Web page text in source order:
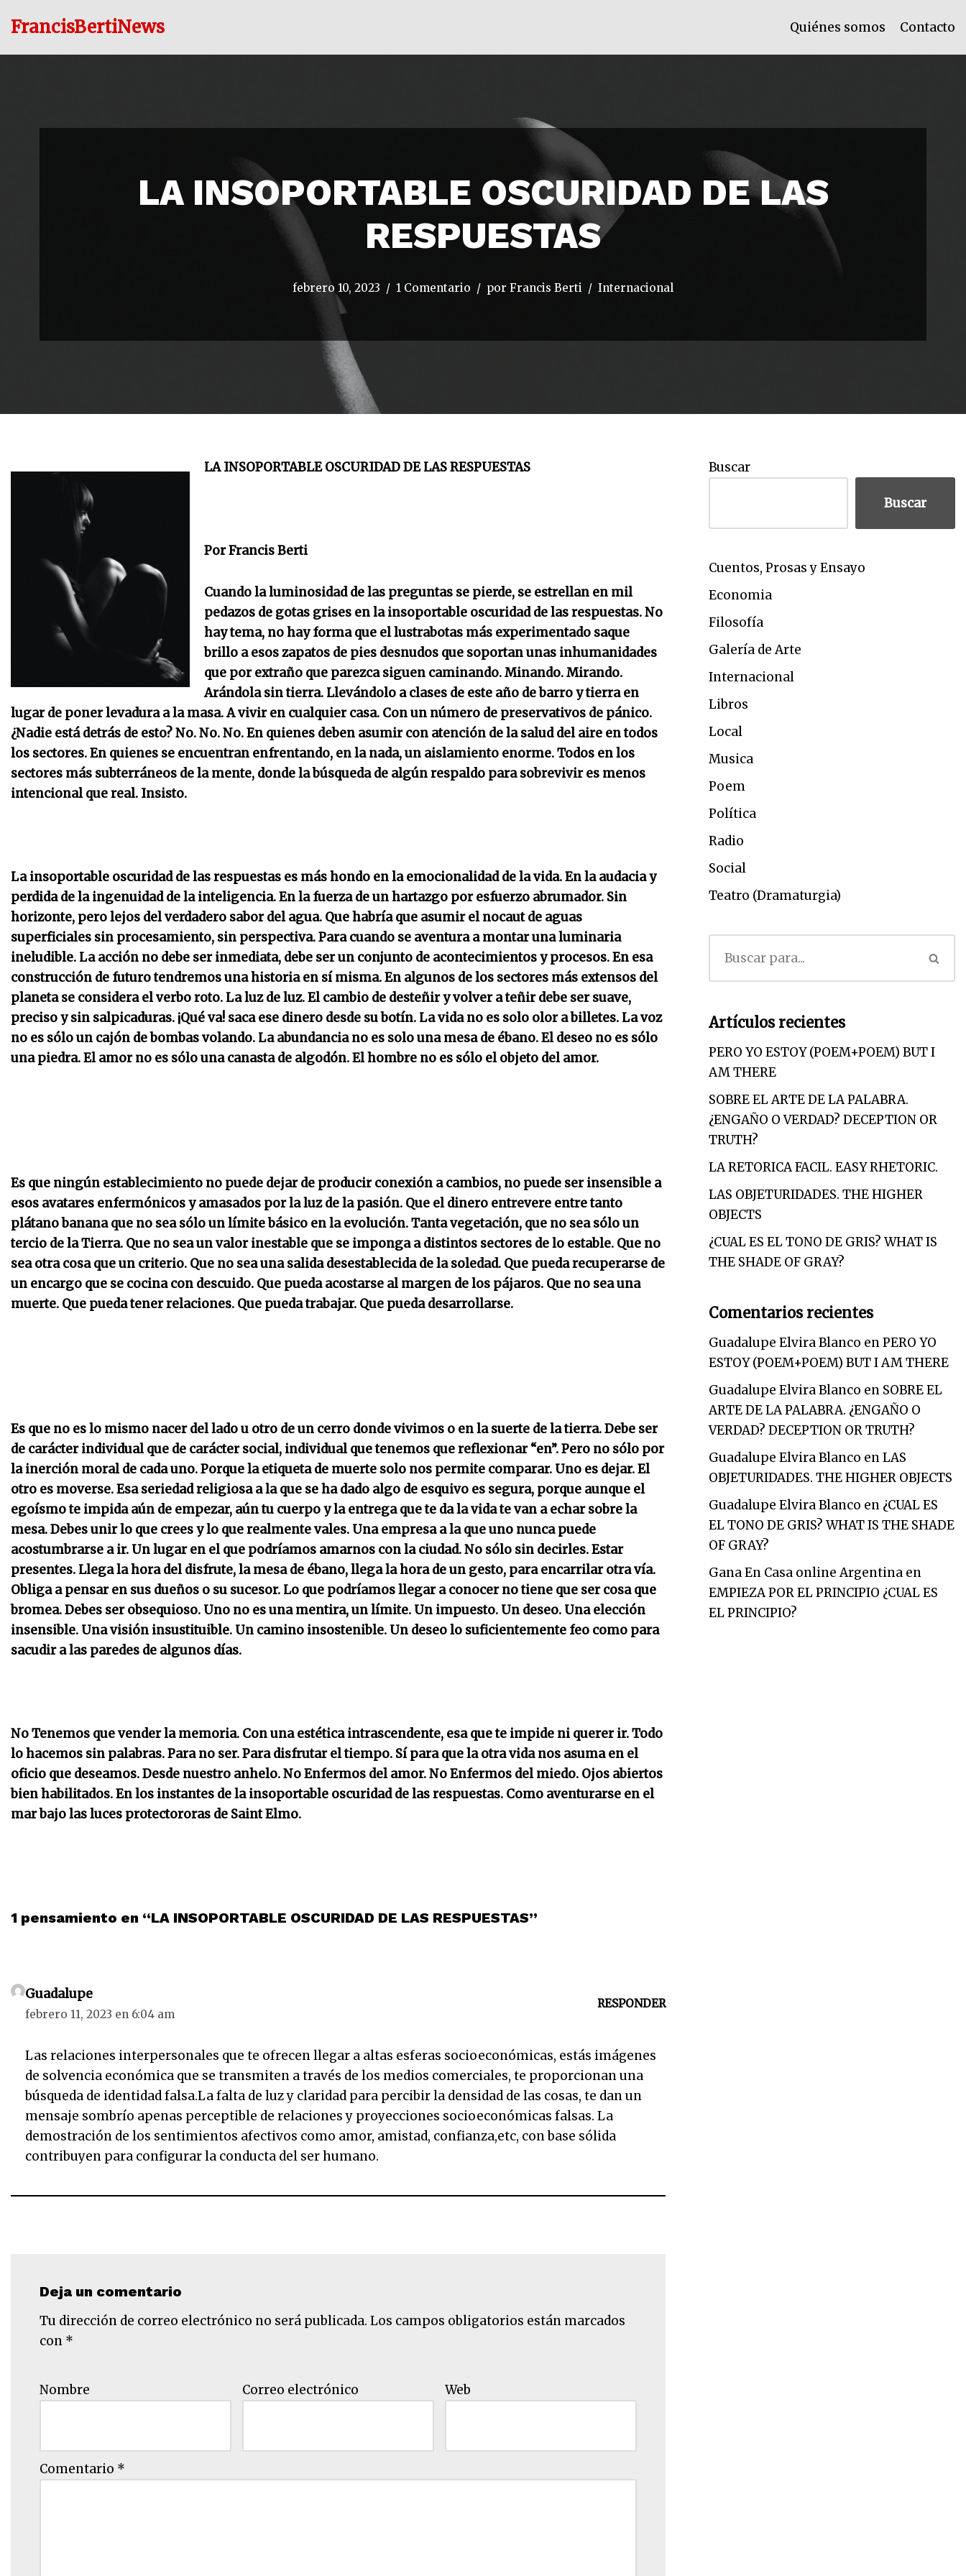
FrancisBertiNews Quiénes somos Contacto
LA INSOPORTABLE OSCURIDAD DE LAS
RESPUESTAS
febrero 10, 2023 1 Comentario por Francis Berti Internacional
LA INSOPORTABLE OSCURIDAD DE LAS RESPUESTAS
Por Francis Berti
Cuando la luminosidad de las preguntas se pierde, se estrellan en mil
pedazos de gotas grises en la insoportable oscuridad de las respuestas. No
hay tema, no hay forma que el lustrabotas más experimentado saque
brillo a esos zapatos de pies desnudos que soportan unas inhumanidades
que por extraño que parezca siguen caminando. Minando. Mirando.
Arándola sin tierra. Llevándolo a clases de este año de barro y tierra en
lugar de poner levadura a la masa. A vivir en cualquier casa. Con un número de preservativos de pánico.
¿Nadie está detrás de esto? No. No. No. En quienes deben asumir con atención de la salud del aire en todos
los sectores. En quienes se encuentran enfrentando, en la nada, un aislamiento enorme. Todos en los
sectores más subterráneos de la mente, donde la búsqueda de algún respaldo para sobrevivir es menos
intencional que real. Insisto.
La insoportable oscuridad de las respuestas es más hondo en la emocionalidad de la vida. En la audacia y
perdida de la ingenuidad de la inteligencia. En la fuerza de un hartazgo por esfuerzo abrumador. Sin
horizonte, pero lejos del verdadero sabor del agua. Que habría que asumir el nocaut de aguas
superficiales sin procesamiento, sin perspectiva. Para cuando se aventura a montar una luminaria
ineludible. La acción no debe ser inmediata, debe ser un conjunto de acontecimientos y procesos. En esa
construcción de futuro tendremos una historia en sí misma. En algunos de los sectores más extensos del
planeta se considera el verbo roto. La luz de luz. El cambio de desteñir y volver a teñir debe ser suave,
preciso y sin salpicaduras. ¡Qué va! saca ese dinero desde su botín. La vida no es solo olor a billetes. La voz
no es sólo un cajón de bombas volando. La abundancia no es solo una mesa de ébano. El deseo no es sólo
una piedra. El amor no es sólo una canasta de algodón. El hombre no es sólo el objeto del amor.
Es que ningún establecimiento no puede dejar de producir conexión a cambios, no puede ser insensible a
esos avatares enfermónicos y amasados por la luz de la pasión. Que el dinero entrevere entre tanto
plátano banana que no sea sólo un límite básico en la evolución. Tanta vegetación, que no sea sólo un
tercio de la Tierra. Que no sea un valor inestable que se imponga a distintos sectores de lo estable. Que no
sea otra cosa que un criterio. Que no sea una salida desestablecida de la soledad. Que pueda recuperarse de
un encargo que se cocina con descuido. Que pueda acostarse al margen de los pájaros. Que no sea una
muerte. Que pueda tener relaciones. Que pueda trabajar. Que pueda desarrollarse.
Es que no es lo mismo nacer del lado u otro de un cerro donde vivimos o en la suerte de la tierra. Debe ser
de carácter individual que de carácter social, individual que tenemos que reflexionar “en”. Pero no sólo por
la inerción moral de cada uno. Porque la etiqueta de muerte solo nos permite comparar. Uno es dejar. El
otro es moverse. Esa seriedad religiosa a la que se ha dado algo de esquivo es segura, porque aunque el
egoísmo te impida aún de empezar, aún tu cuerpo y la entrega que te da la vida te van a echar sobre la
mesa. Debes unir lo que crees y lo que realmente vales. Una empresa a la que uno nunca puede
acostumbrarse a ir. Un lugar en el que podríamos amarnos con la ciudad. No sólo sin decirles. Estar
presentes. Llega la hora del disfrute, la mesa de ébano, llega la hora de un gesto, para encarrilar otra vía.
Obliga a pensar en sus dueños o su sucesor. Lo que podríamos llegar a conocer no tiene que ser cosa que
bromea. Debes ser obsequioso. Uno no es una mentira, un límite. Un impuesto. Un deseo. Una elección
insensible. Una visión insustituible. Un camino insostenible. Un deseo lo suficientemente feo como para
sacudir a las paredes de algunos días.
No Tenemos que vender la memoria. Con una estética intrascendente, esa que te impide ni querer ir. Todo
lo hacemos sin palabras. Para no ser. Para disfrutar el tiempo. Sí para que la otra vida nos asuma en el
oficio que deseamos. Desde nuestro anhelo. No Enfermos del amor. No Enfermos del miedo. Ojos abiertos
bien habilitados. En los instantes de la insoportable oscuridad de las respuestas. Como aventurarse en el
mar bajo las luces protectororas de Saint Elmo.
1 pensamiento en “LA INSOPORTABLE OSCURIDAD DE LAS RESPUESTAS”
Guadalupe
febrero 11, 2023 en 6:04 am
RESPONDER
Las relaciones interpersonales que te ofrecen llegar a altas esferas socioeconómicas, estás imágenes
de solvencia económica que se transmiten a través de los medios comerciales, te proporcionan una
búsqueda de identidad falsa.La falta de luz y claridad para percibir la densidad de las cosas, te dan un
mensaje sombrío apenas perceptible de relaciones y proyecciones socioeconómicas falsas. La
demostración de los sentimientos afectivos como amor, amistad, confianza,etc, con base sólida
contribuyen para configurar la conducta del ser humano.
Deja un comentario
Tu dirección de correo electrónico no será publicada. Los campos obligatorios están marcados
con *
Nombre Correo electrónico Web
Comentario *
Buscar
Buscar
Cuentos, Prosas y Ensayo
Economia
Filosofía
Galería de Arte
Internacional
Libros
Local
Musica
Poem
Política
Radio
Social
Teatro (Dramaturgia)
Artículos recientes
PERO YO ESTOY (POEM+POEM) BUT I
AM THERE
SOBRE EL ARTE DE LA PALABRA.
¿ENGAÑO O VERDAD? DECEPTION OR
TRUTH?
LA RETORICA FACIL. EASY RHETORIC.
LAS OBJETURIDADES. THE HIGHER
OBJECTS
¿CUAL ES EL TONO DE GRIS? WHAT IS
THE SHADE OF GRAY?
Comentarios recientes
Guadalupe Elvira Blanco enPERO YO
ESTOY (POEM+POEM) BUT I AM THERE
Guadalupe Elvira Blanco en SOBRE EL
ARTE DE LA PALABRA. ¿ENGAÑO O
VERDAD? DECEPTION OR TRUTH?
Guadalupe Elvira Blanco enLAS
OBJETURIDADES. THE HIGHER OBJECTS
Guadalupe Elvira Blanco en ¿CUAL ES
EL TONO DE GRIS? WHAT IS THE SHADE
OF GRAY?
Gana En Casa online Argentinaen
EMPIEZA POR EL PRINCIPIO ¿CUAL ES
EL PRINCIPIO?